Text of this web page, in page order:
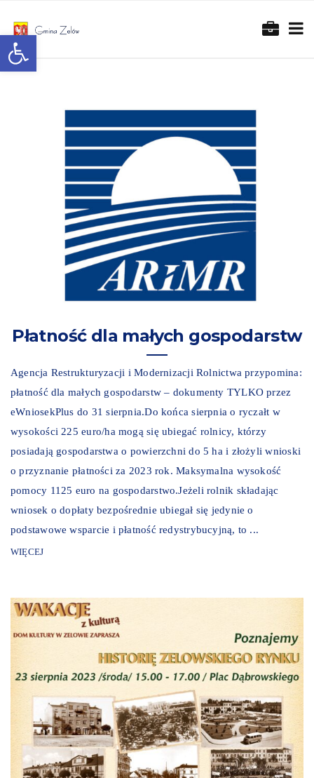
Otwórz pasek narzędzi
Płatność dla małych gospodarstw
Agencja Restrukturyzacji i Modernizacji Rolnictwa przypomina:
płatność dla małych gospodarstw – dokumenty TYLKO przez
eWniosekPlus do 31 sierpnia.Do końca sierpnia o ryczałt w
wysokości 225 euro/ha mogą się ubiegać rolnicy, którzy
posiadają gospodarstwa o powierzchni do 5 ha i złożyli wnioski
o przyznanie płatności za 2023 rok. Maksymalna wysokość
pomocy 1125 euro na gospodarstwo.Jeżeli rolnik składając
wniosek o dopłaty bezpośrednie ubiegał się jedynie o
podstawowe wsparcie i płatność redystrybucyjną, to ...
WIĘCEJ